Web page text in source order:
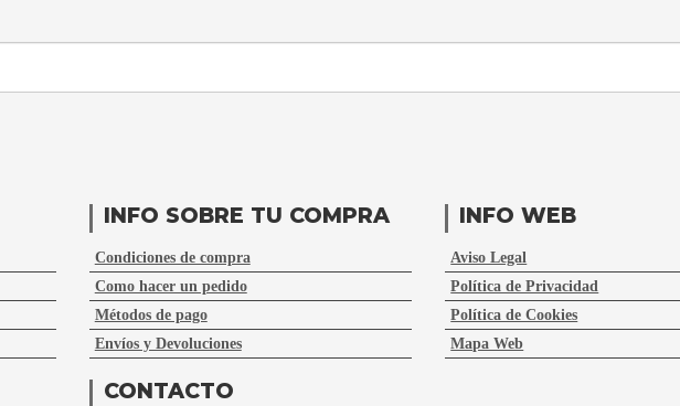
INFO SOBRE TU COMPRA
Condiciones de compra
Como hacer un pedido
Métodos de pago
Envíos y Devoluciones
INFO WEB
Aviso Legal
Política de Privacidad
Política de Cookies
Mapa Web
CONTACTO